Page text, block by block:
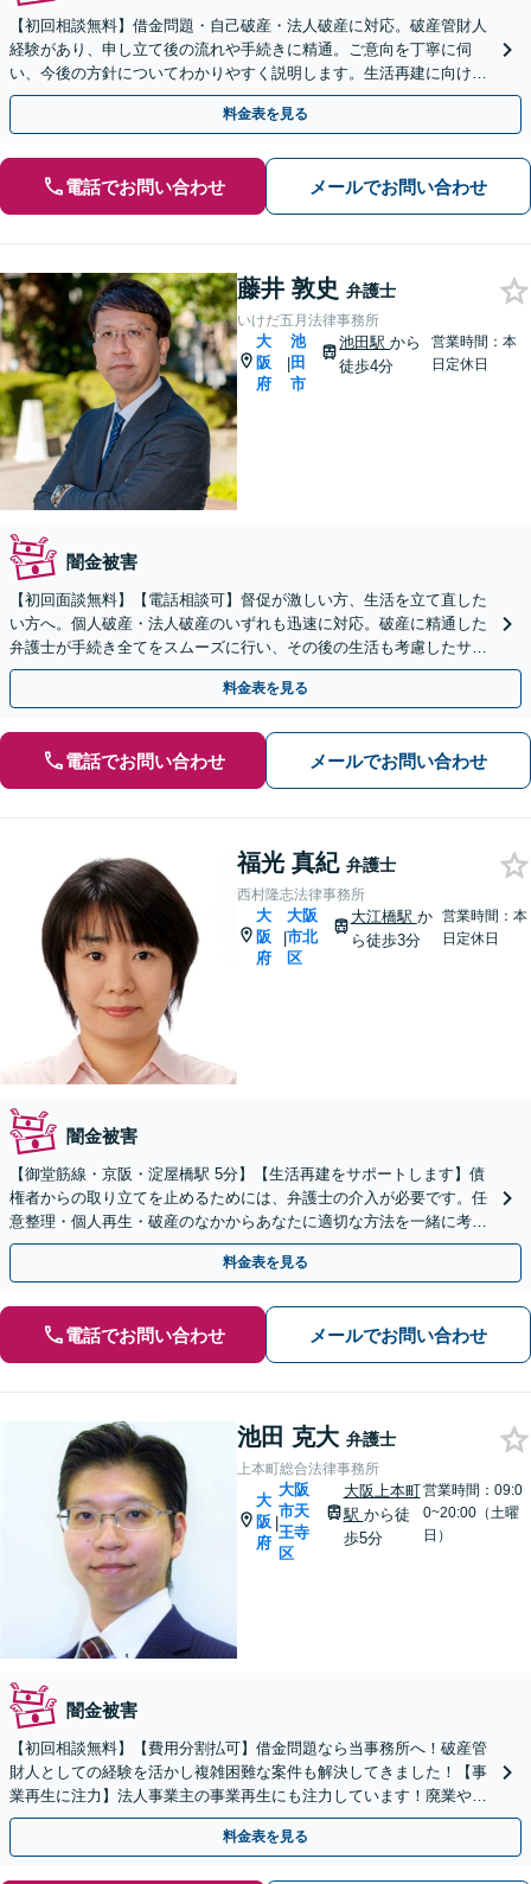
【初回相談無料】借金問題・自己破産・法人破産に対応。破産管財人
経験があり、申し立て後の流れや手続きに精通。ご意向を丁寧に伺
い、今後の方針についてわかりやすく説明します。生活再建に向け
て、全力でバックアップします【淀屋橋駅8分】
料金表を見る
電話でお問い合わせ メールでお問い合わせ
藤井 敦史 弁護士
いけだ五月法律事務所
大
阪
府
|
池
田
市
池田駅から
徒歩4分
営業時間：本
日定休日
闇金被害
【初回面談無料】【電話相談可】督促が激しい方、生活を立て直した
い方へ。個人破産・法人破産のいずれも迅速に対応。破産に精通した
弁護士が手続き全てをスムーズに行い、その後の生活も考慮したサポ
ートをします。個人再生もお任せください【池田駅2分】
料金表を見る
電話でお問い合わせ メールでお問い合わせ
福光 真紀 弁護士
西村隆志法律事務所
大
阪
府
|
大阪
市北
区
大江橋駅 か
ら徒歩3分
営業時間：本
日定休日
闇金被害
【御堂筋線・京阪・淀屋橋駅 5分】【生活再建をサポートします】債
権者からの取り立てを止めるためには、弁護士の介入が必要です。任
意整理・個人再生・破産のなかからあなたに適切な方法を一緒に考え
ます【初回相談1時間無料】【土日祝日対応可】
料金表を見る
電話でお問い合わせ メールでお問い合わせ
池田 克大 弁護士
上本町総合法律事務所
大
阪
府
|
大阪
市天
王寺
区
大阪上本町
駅 から徒
歩5分
営業時間：09:0
0~20:00（土曜
日）
闇金被害
【初回相談無料】【費用分割払可】借金問題なら当事務所へ！破産管
財人としての経験を活かし複雑困難な案件も解決してきました！【事
業再生に注力】法人事業主の事業再生にも注力しています！廃業や破
産をお考えの際も最善の方法をご提案します。
料金表を見る